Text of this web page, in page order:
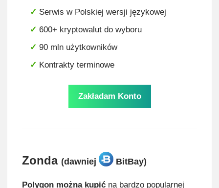
Serwis w Polskiej wersji językowej
600+ kryptowalut do wyboru
90 mln użytkowników
Kontrakty terminowe
Zakładam Konto
Zonda (dawniej BitBay)
Polygon można kupić na bardzo popularnej